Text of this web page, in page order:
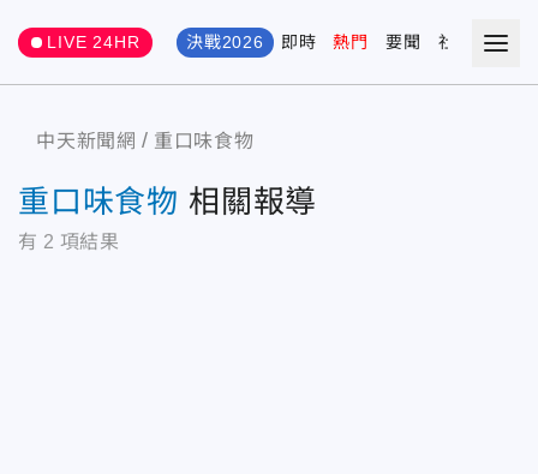
LIVE 24HR 決戰2026 即時 熱門 要聞 社會 娛樂
中天新聞網 重口味食物
重口味食物 相關報導
有 2 項結果